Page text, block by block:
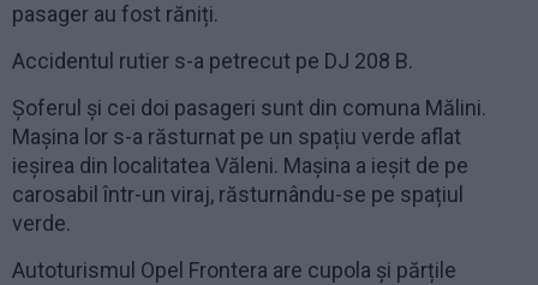
pasager au fost răniți.
Accidentul rutier s-a petrecut pe DJ 208 B.
Șoferul și cei doi pasageri sunt din comuna Mălini.
Mașina lor s-a răsturnat pe un spațiu verde aflat
ieșirea din localitatea Văleni. Mașina a ieșit de pe
carosabil într-un viraj, răsturnându-se pe spațiul
verde.
Autoturismul Opel Frontera are cupola și părțile